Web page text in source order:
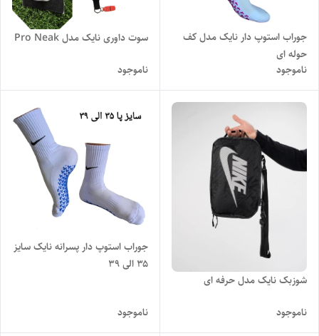
جوراب استوپ دار نایک مدل کف
حوله ای
ناموجود
سوت داوری نایک مدل Pro Neak
ناموجود
شوزبک نایک مدل حرفه ای
ناموجود
جوراب استوپ دار پسرانه نایک سایز
۳۵ الی ۳۹
ناموجود